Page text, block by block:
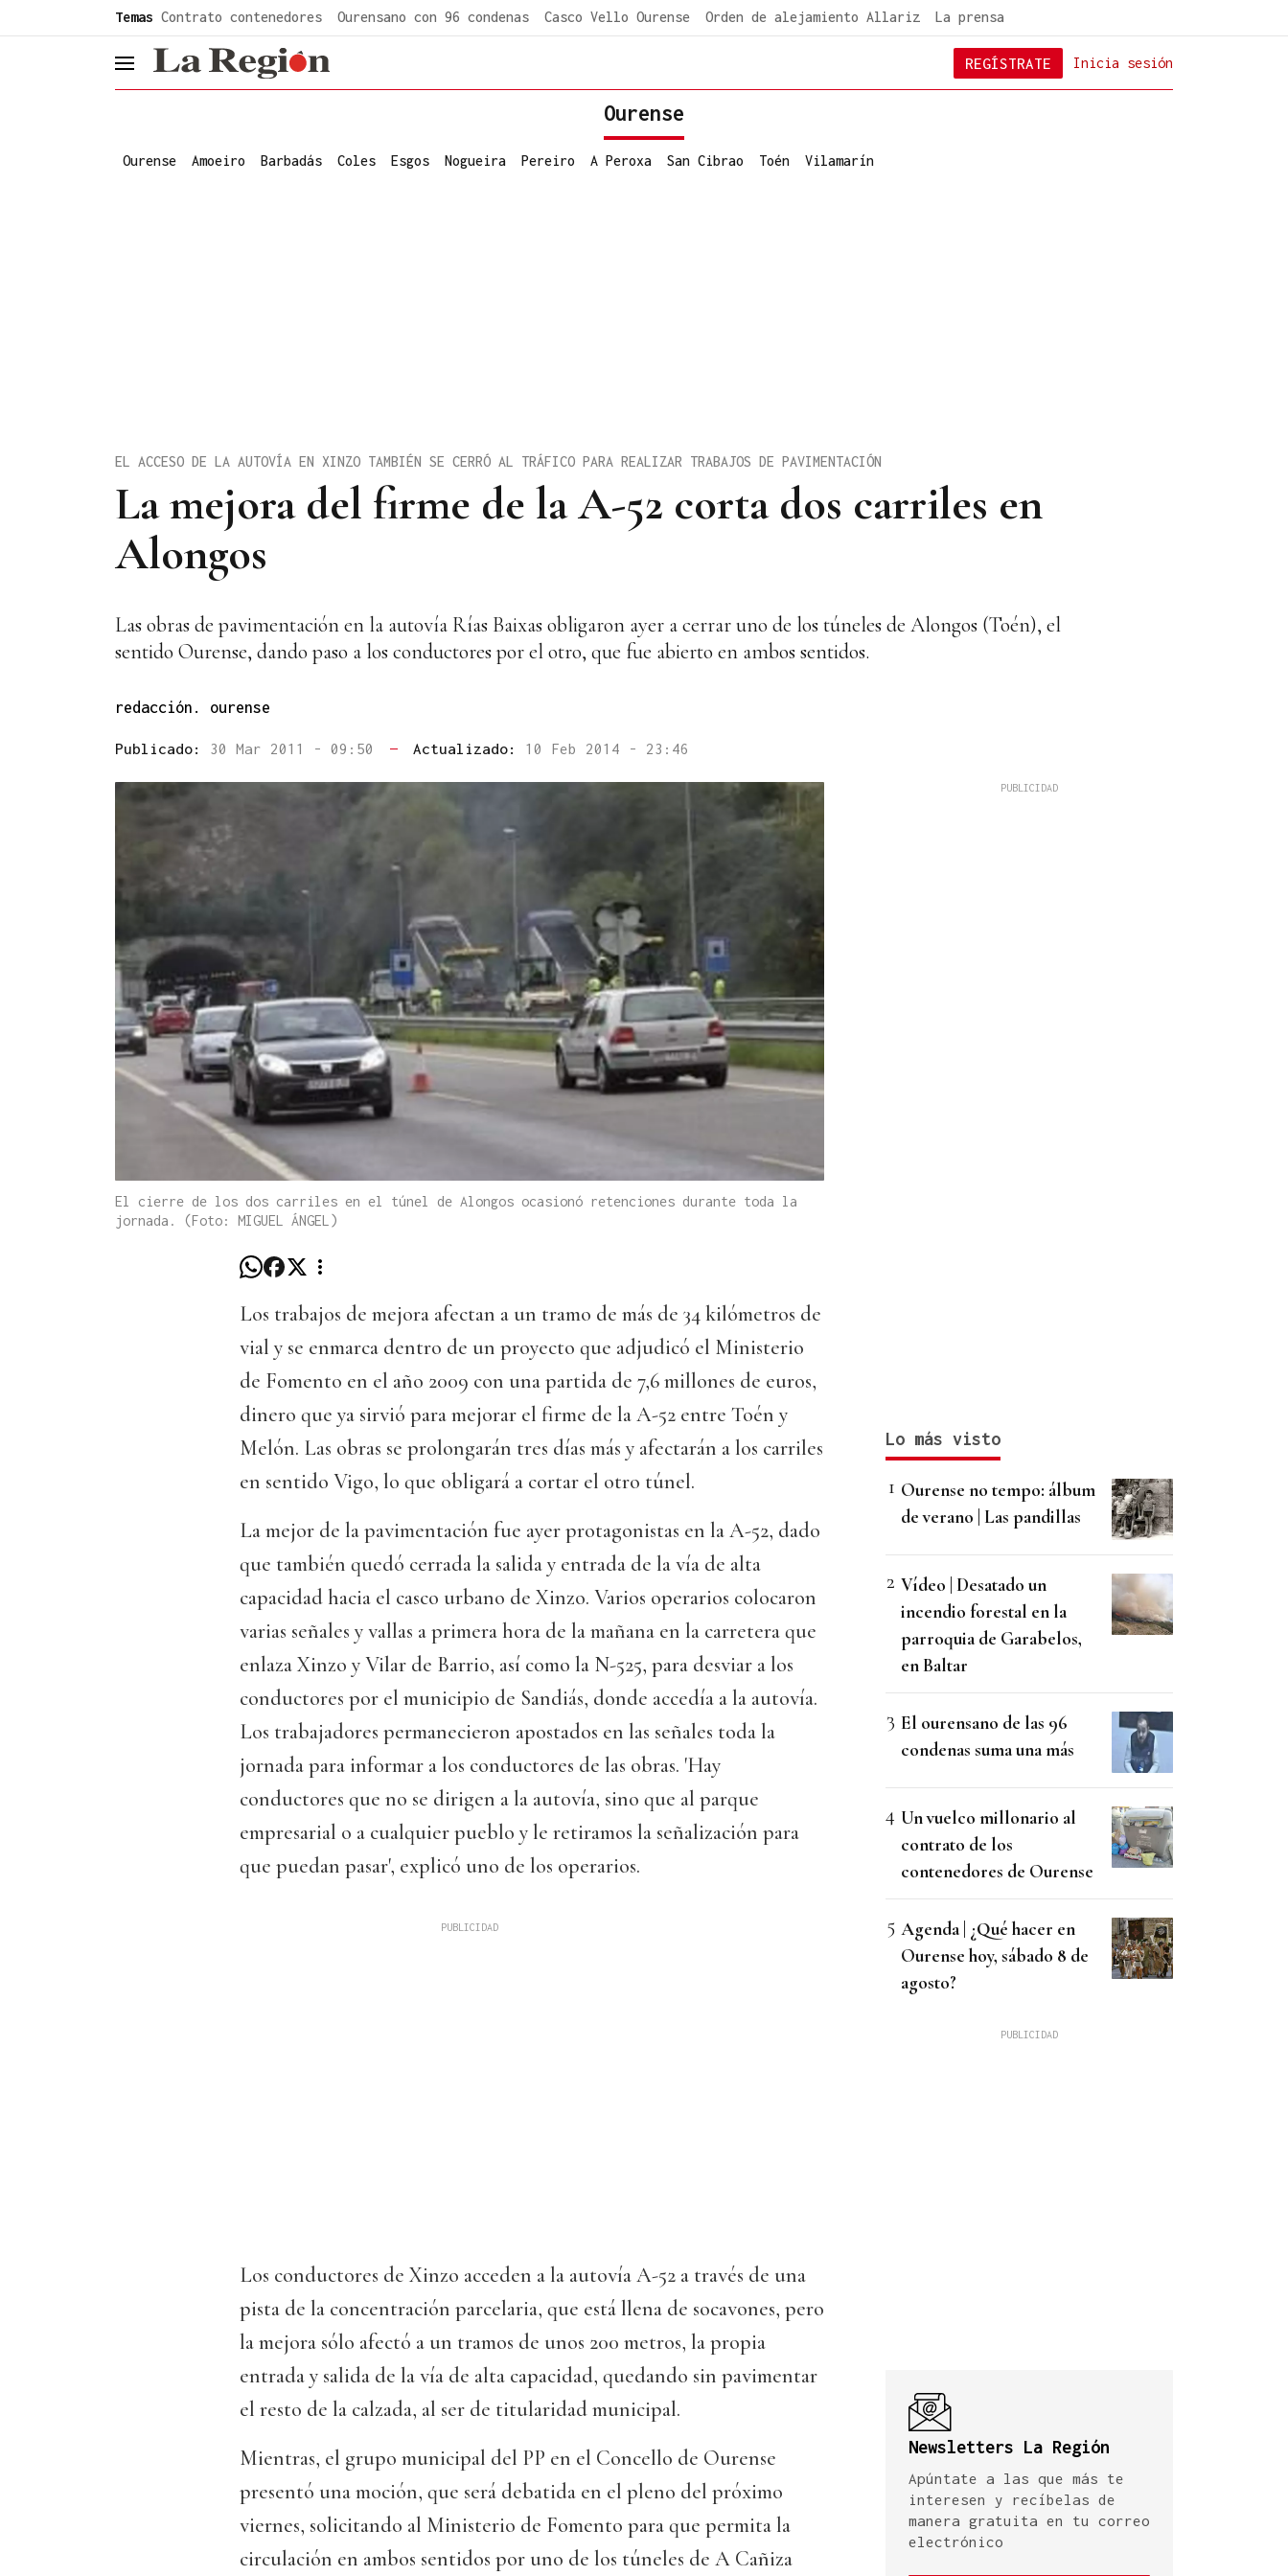
Temas Contrato contenedores Ourensano con 96 condenas Casco Vello Ourense Orden de alejamiento Allariz La prensa
header.menu.open Inicia sesión
REGÍSTRATE
Ourense
Ourense Amoeiro Barbadás Coles Esgos Nogueira Pereiro A Peroxa San Cibrao Toén Vilamarín
La mejora del firme de la A-52 corta dos carriles en
Alongos
EL ACCESO DE LA AUTOVÍA EN XINZO TAMBIÉN SE CERRÓ AL TRÁFICO PARA REALIZAR TRABAJOS DE PAVIMENTACIÓN
Las obras de pavimentación en la autovía Rías Baixas obligaron ayer a cerrar uno de los túneles de Alongos (Toén), el
sentido Ourense, dando paso a los conductores por el otro, que fue abierto en ambos sentidos.
redacción. ourense
Publicado: 30 Mar 2011 - 09:50 — Actualizado: 10 Feb 2014 - 23:46
El cierre de los dos carriles en el túnel de Alongos ocasionó retenciones durante toda la
jornada. (Foto: MIGUEL ÁNGEL)
Los trabajos de mejora afectan a un tramo de más de 34 kilómetros de
vial y se enmarca dentro de un proyecto que adjudicó el Ministerio
de Fomento en el año 2009 con una partida de 7,6 millones de euros,
dinero que ya sirvió para mejorar el firme de la A-52 entre Toén y
Melón. Las obras se prolongarán tres días más y afectarán a los carriles
en sentido Vigo, lo que obligará a cortar el otro túnel.
La mejor de la pavimentación fue ayer protagonistas en la A-52, dado
que también quedó cerrada la salida y entrada de la vía de alta
capacidad hacia el casco urbano de Xinzo. Varios operarios colocaron
varias señales y vallas a primera hora de la mañana en la carretera que
enlaza Xinzo y Vilar de Barrio, así como la N-525, para desviar a los
conductores por el municipio de Sandiás, donde accedía a la autovía.
Los trabajadores permanecieron apostados en las señales toda la
jornada para informar a los conductores de las obras. 'Hay
conductores que no se dirigen a la autovía, sino que al parque
empresarial o a cualquier pueblo y le retiramos la señalización para
que puedan pasar', explicó uno de los operarios.
Los conductores de Xinzo acceden a la autovía A-52 a través de una
pista de la concentración parcelaria, que está llena de socavones, pero
la mejora sólo afectó a un tramos de unos 200 metros, la propia
entrada y salida de la vía de alta capacidad, quedando sin pavimentar
el resto de la calzada, al ser de titularidad municipal.
Mientras, el grupo municipal del PP en el Concello de Ourense
presentó una moción, que será debatida en el pleno del próximo
viernes, solicitando al Ministerio de Fomento para que permita la
circulación en ambos sentidos por uno de los túneles de A Cañiza
Lo más visto
Ourense no tempo: álbum
de verano | Las pandillas
Vídeo | Desatado un
incendio forestal en la
parroquia de Garabelos,
en Baltar
El ourensano de las 96
condenas suma una más
Un vuelco millonario al
contrato de los
contenedores de Ourense
Agenda | ¿Qué hacer en
Ourense hoy, sábado 8 de
agosto?
Newsletters La Región
Apúntate a las que más te
interesen y recíbelas de
manera gratuita en tu correo
electrónico